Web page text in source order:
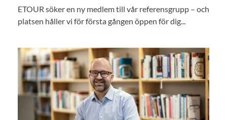
ETOUR söker en ny medlem till vår referensgrupp – och
platsen håller vi för första gången öppen för dig...